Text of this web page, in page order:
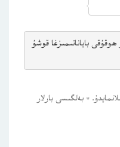
باياناتىمىزغا قوشۇ
* بەلگىسى بارلار